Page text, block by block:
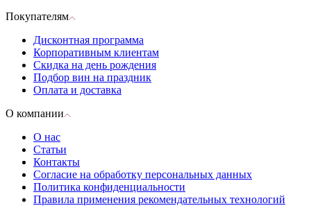
Покупателям
Дисконтная программа
Корпоративным клиентам
Скидка на день рождения
Подбор вин на праздник
Оплата и доставка
О компании
О нас
Статьи
Контакты
Согласие на обработку персональных данных
Политика конфиденциальности
Правила применения рекомендательных технологий